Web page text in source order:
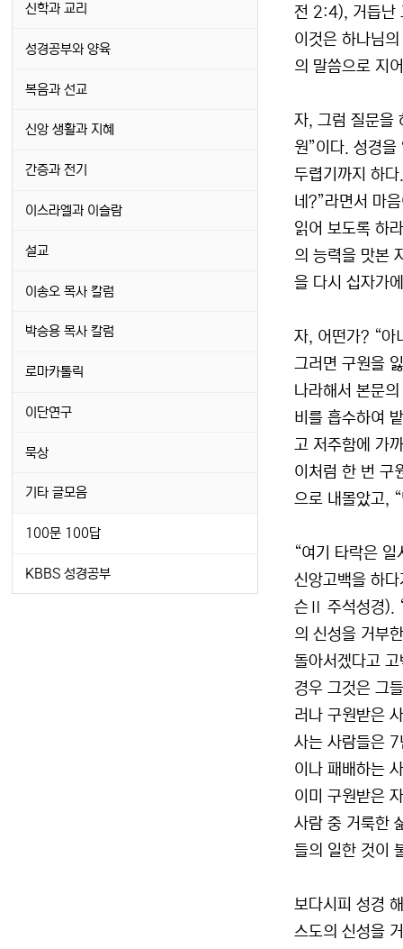
전 2:4), 거듭난
이것은 하나님
의 말씀으로 지
자, 그럼 질문을
원”이다. 성경
두렵기까지 하
네?”라면서 마
읽어 보도록 하
의 능력을 맛본
을 다시 십자가
자, 어떤가? “아
그러면 구원을
나라해서 본문
비를 흡수하여
고 저주함에 가
이처럼 한 번 구
으로 내몰았고,
“여기 타락은
신앙고백을 하
슨Ⅱ 주석성경).
의 신성을 거부
돌아서겠다고
경우 그것은 그
러나 구원받은
사는 사람들은
이나 패배하는
이미 구원받은
사람 중 거룩한
들의 일한 것이
보다시피 성경
스도의 신성을
신학과 교리
성경공부와 양육
복음과 선교
신앙 생활과 지혜
간증과 전기
이스라엘과 이슬람
설교
이송오 목사 칼럼
박승용 목사 칼럼
로마카톨릭
이단연구
묵상
기타 글모음
100문 100답
KBBS 성경공부